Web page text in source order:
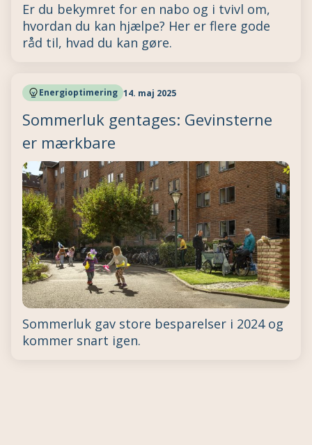
Er du bekymret for en nabo og i tvivl om,
hvordan du kan hjælpe? Her er flere gode
råd til, hvad du kan gøre.
Energioptimering 14. maj 2025
Sommerluk gentages: Gevinsterne
er mærkbare
Sommerluk gav store besparelser i 2024 og
kommer snart igen.